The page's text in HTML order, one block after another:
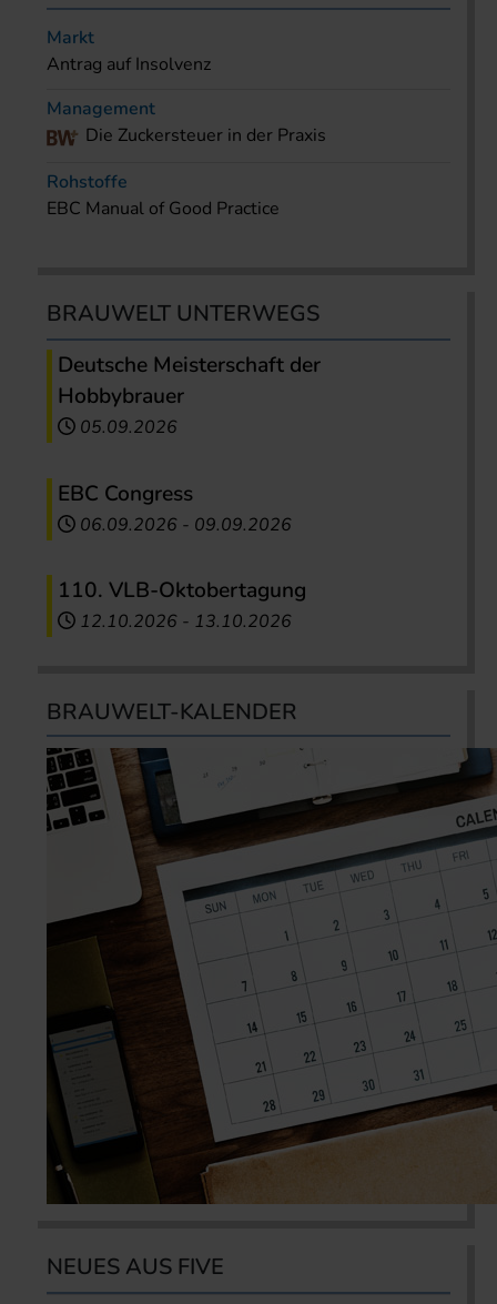
Markt
Antrag auf Insolvenz
Management
Die Zuckersteuer in der Praxis
Rohstoffe
EBC Manual of Good Practice
BRAUWELT UNTERWEGS
Deutsche Meisterschaft der
Hobbybrauer
05.09.2026
EBC Congress
06.09.2026 - 09.09.2026
110. VLB-Oktobertagung
12.10.2026 - 13.10.2026
BRAUWELT-KALENDER
NEUES AUS FIVE